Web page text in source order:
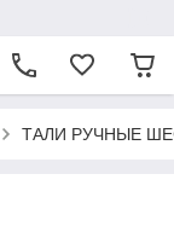
ТАЛИ РУЧНЫЕ